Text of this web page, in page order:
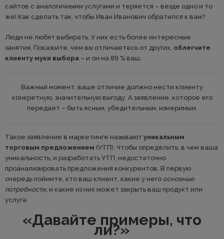
сайтов с аналогичными услугами и теряется – везде одно и то
же! Как сделать так, чтобы Иван Иванович обратился к вам?
Люди не любят выбирать. У них есть более интересные
занятия. Покажите, чем вы отличаетесь от других, облегчите
клиенту муки выбора – и он на 89 % ваш.
Важный момент: ваше отличие должно нести клиенту
конкретную, значительную выгоду. А заявление, которое его
передает – быть ясным, убедительным, измеримым.
Такое заявление в маркетинге называют уникальным
торговым предложением (УТП). Чтобы определить, в чем ваша
уникальность, и разработать УТП, недостаточно
проанализировать предложения конкурентов. В первую
очередь поймите, кто ваш клиент, какие у него основные
потребности, и какие из них может закрыть ваш продукт или
услуга.
«Давайте примеры, что
ли?»